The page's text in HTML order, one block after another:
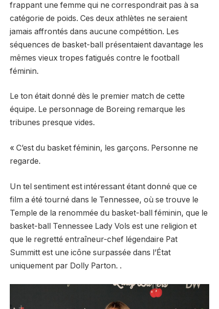
frappant une femme qui ne correspondrait pas à sa
catégorie de poids. Ces deux athlètes ne seraient
jamais affrontés dans aucune compétition. Les
séquences de basket-ball présentaient davantage les
mêmes vieux tropes fatigués contre le football
féminin.
Le ton était donné dès le premier match de cette
équipe. Le personnage de Boreing remarque les
tribunes presque vides.
« C’est du basket féminin, les garçons. Personne ne
regarde.
Un tel sentiment est intéressant étant donné que ce
film a été tourné dans le Tennessee, où se trouve le
Temple de la renommée du basket-ball féminin, que le
basket-ball Tennessee Lady Vols est une religion et
que le regretté entraîneur-chef légendaire Pat
Summitt est une icône surpassée dans l’État
uniquement par Dolly Parton. .